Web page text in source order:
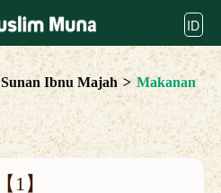
ID
Sunan Ibnu Majah > Makanan
【1】